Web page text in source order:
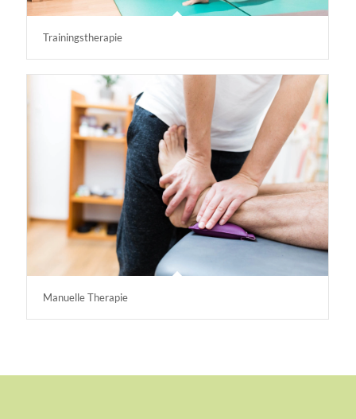
Trainingstherapie
Manuelle Therapie